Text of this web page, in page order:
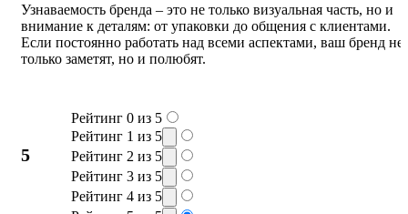
Узнаваемость бренда – это не только визуальная часть, но и
внимание к деталям: от упаковки до общения с клиентами.
Если постоянно работать над всеми аспектами, ваш бренд не
только заметят, но и полюбят.
5
Рейтинг 0 из 5
Рейтинг 1 из 5
Рейтинг 2 из 5
Рейтинг 3 из 5
Рейтинг 4 из 5